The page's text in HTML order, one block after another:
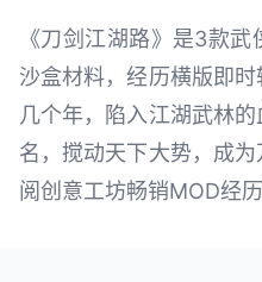
《刀剑江湖路》是3款
沙盒材料，经历横版即
几个年，陷入江湖武林
名，搅动天下大势，成
阅创意工坊畅销MOD经历